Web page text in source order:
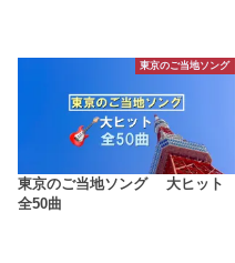
東京のご当地ソング
東京のご当地ソング 大ヒット
全50曲